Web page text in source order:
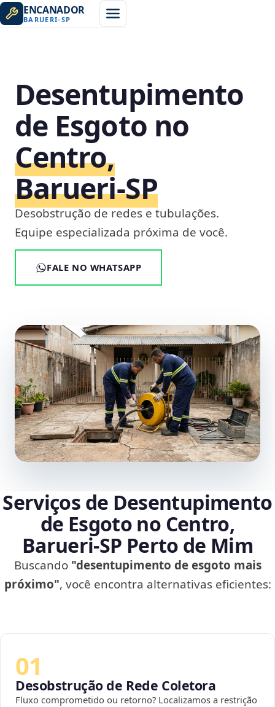
ENCANADOR
BARUERI-SP
Desentupimento
de Esgoto no
Centro,
Barueri‑SP
Desobstrução de redes e tubulações.
Equipe especializada próxima de você.
FALE NO WHATSAPP
Serviços de Desentupimento
de Esgoto no Centro,
Barueri‑SP Perto de Mim
Buscando "desentupimento de esgoto mais
próximo", você encontra alternativas eficientes:
01
Desobstrução de Rede Coletora
Fluxo comprometido ou retorno? Localizamos a restrição